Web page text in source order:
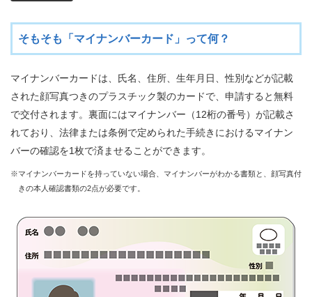
あ
る
質
問
組
合
案
内
そもそも「マイナンバーカード」って何？
マイナンバーカードは、氏名、住所、生年月日、性別などが記載
された顔写真つきのプラスチック製のカードで、申請すると無料
で交付されます。裏面にはマイナンバー（12桁の番号）が記載さ
れており、法律または条例で定められた手続きにおけるマイナン
バーの確認を1枚で済ませることができます。
※マイナンバーカードを持っていない場合、マイナンバーがわかる書類と、顔写真付
きの本人確認書類の2点が必要です。